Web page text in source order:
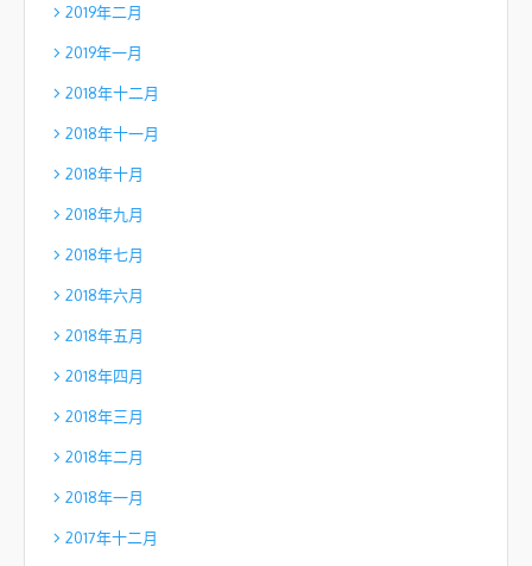
2019年二月
2019年一月
2018年十二月
2018年十一月
2018年十月
2018年九月
2018年七月
2018年六月
2018年五月
2018年四月
2018年三月
2018年二月
2018年一月
2017年十二月